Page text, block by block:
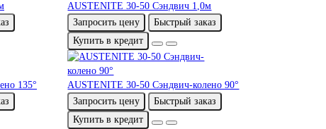
AUSTENITE 30-50 Сэндвич 1,0м
Запросить цену
Быстрый заказ
Купить в кредит
135°
AUSTENITE 30-50 Сэндвич-колено 90°
Запросить цену
Быстрый заказ
Купить в кредит